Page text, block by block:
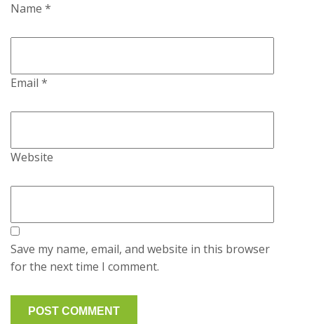
Name *
Email *
Website
Save my name, email, and website in this browser
for the next time I comment.